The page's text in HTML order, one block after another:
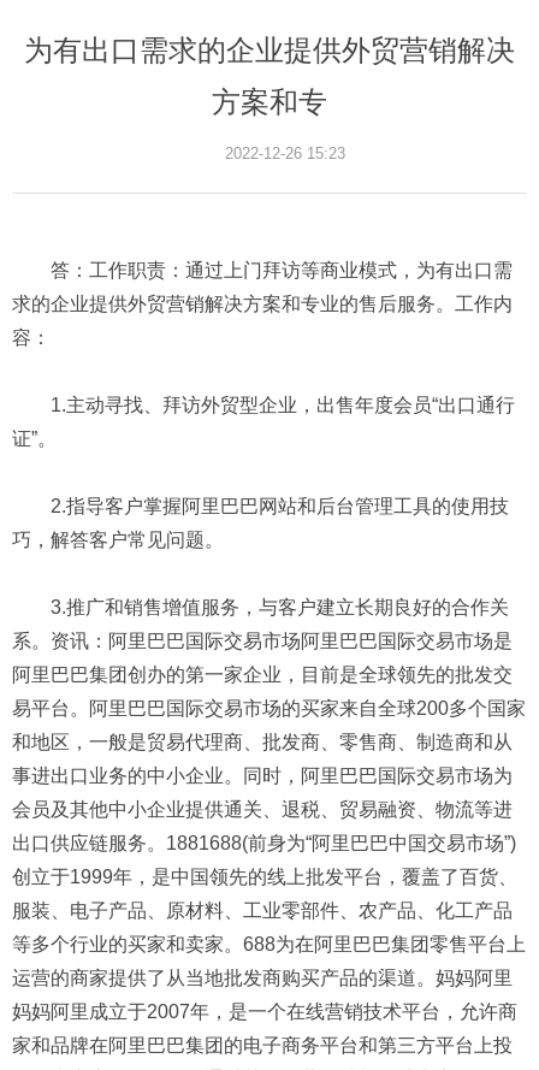
为有出口需求的企业提供外贸营销解决
方案和专
2022-12-26 15:23
答：工作职责：通过上门拜访等商业模式，为有出口需
求的企业提供外贸营销解决方案和专业的售后服务。工作内
容：
1.主动寻找、拜访外贸型企业，出售年度会员“出口通行
证”。
2.指导客户掌握阿里巴巴网站和后台管理工具的使用技
巧，解答客户常见问题。
3.推广和销售增值服务，与客户建立长期良好的合作关
系。资讯：阿里巴巴国际交易市场阿里巴巴国际交易市场是
阿里巴巴集团创办的第一家企业，目前是全球领先的批发交
易平台。阿里巴巴国际交易市场的买家来自全球200多个国家
和地区，一般是贸易代理商、批发商、零售商、制造商和从
事进出口业务的中小企业。同时，阿里巴巴国际交易市场为
会员及其他中小企业提供通关、退税、贸易融资、物流等进
出口供应链服务。1881688(前身为“阿里巴巴中国交易市场”)
创立于1999年，是中国领先的线上批发平台，覆盖了百货、
服装、电子产品、原材料、工业零部件、农产品、化工产品
等多个行业的买家和卖家。688为在阿里巴巴集团零售平台上
运营的商家提供了从当地批发商购买产品的渠道。妈妈阿里
妈妈阿里成立于2007年，是一个在线营销技术平台，允许商
家和品牌在阿里巴巴集团的电子商务平台和第三方平台上投